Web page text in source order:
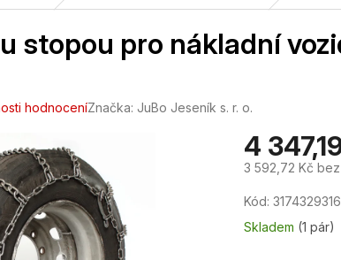
stopou pro nákladní
hodnoceníZnačka: JuBo Jeseník s. r. o.
4
3 592,72 Kč bez
Měrná
cena:
Kód:
Skladem (1 pár)